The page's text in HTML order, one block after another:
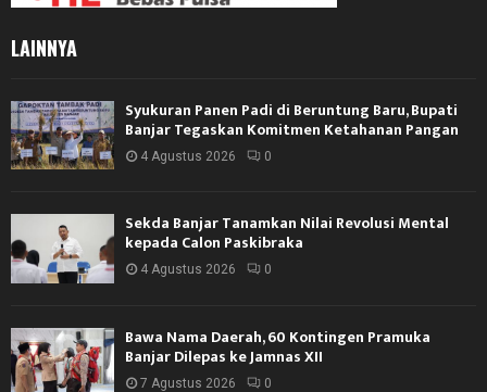
LAINNYA
Syukuran Panen Padi di Beruntung Baru, Bupati
Banjar Tegaskan Komitmen Ketahanan Pangan
4 Agustus 2026 0
Sekda Banjar Tanamkan Nilai Revolusi Mental
kepada Calon Paskibraka
4 Agustus 2026 0
Bawa Nama Daerah, 60 Kontingen Pramuka
Banjar Dilepas ke Jamnas XII
7 Agustus 2026 0